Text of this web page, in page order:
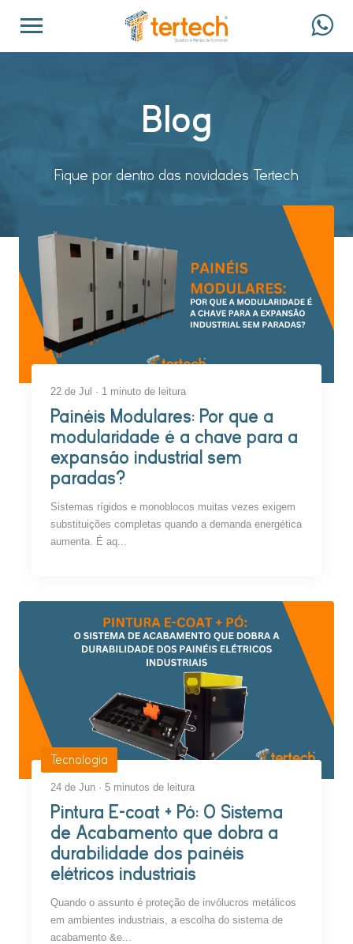
Blog
Fique por dentro das novidades Tertech
22 de Jul · 1 minuto de leitura
Painéis Modulares: Por que a
modularidade é a chave para a
expansão industrial sem
paradas?
Sistemas rígidos e monoblocos muitas vezes exigem
substituições completas quando a demanda energética
aumenta. É aq...
Tecnologia
24 de Jun · 5 minutos de leitura
Pintura E-coat + Pó: O Sistema
de Acabamento que dobra a
durabilidade dos painéis
elétricos industriais
Quando o assunto é proteção de invólucros metálicos
em ambientes industriais, a escolha do sistema de
acabamento &e...